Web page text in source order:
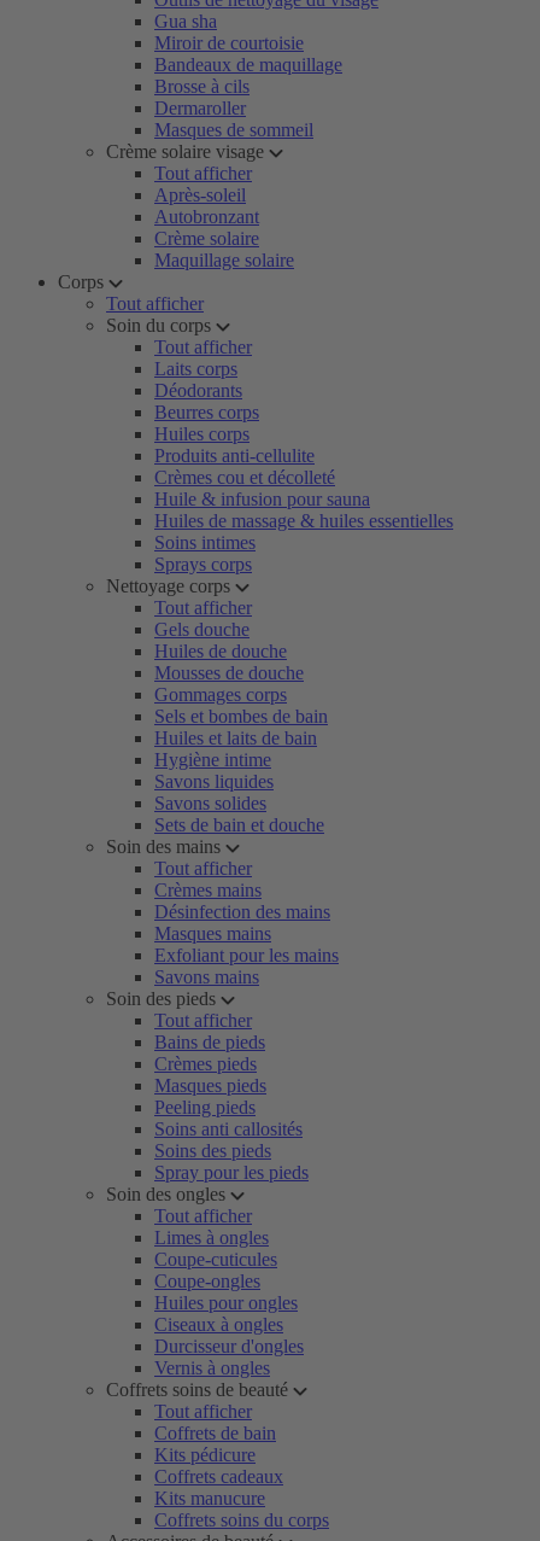
Gua sha
Miroir de courtoisie
Bandeaux de maquillage
Brosse à cils
Dermaroller
Masques de sommeil
Crème solaire visage
Tout afficher
Après-soleil
Autobronzant
Crème solaire
Maquillage solaire
Corps
Tout afficher
Soin du corps
Tout afficher
Laits corps
Déodorants
Beurres corps
Huiles corps
Produits anti-cellulite
Crèmes cou et décolleté
Huile & infusion pour sauna
Huiles de massage & huiles essentielles
Soins intimes
Sprays corps
Nettoyage corps
Tout afficher
Gels douche
Huiles de douche
Mousses de douche
Gommages corps
Sels et bombes de bain
Huiles et laits de bain
Hygiène intime
Savons liquides
Savons solides
Sets de bain et douche
Soin des mains
Tout afficher
Crèmes mains
Désinfection des mains
Masques mains
Exfoliant pour les mains
Savons mains
Soin des pieds
Tout afficher
Bains de pieds
Crèmes pieds
Masques pieds
Peeling pieds
Soins anti callosités
Soins des pieds
Spray pour les pieds
Soin des ongles
Tout afficher
Limes à ongles
Coupe-cuticules
Coupe-ongles
Huiles pour ongles
Ciseaux à ongles
Durcisseur d'ongles
Vernis à ongles
Coffrets soins de beauté
Tout afficher
Coffrets de bain
Kits pédicure
Coffrets cadeaux
Kits manucure
Coffrets soins du corps